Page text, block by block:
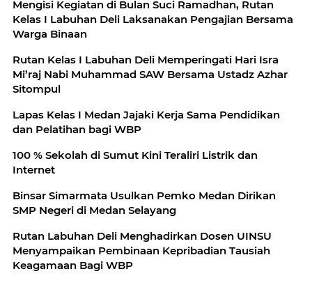
Mengisi Kegiatan di Bulan Suci Ramadhan, Rutan
Kelas I Labuhan Deli Laksanakan Pengajian Bersama
Warga Binaan
Rutan Kelas I Labuhan Deli Memperingati Hari Isra
Mi’raj Nabi Muhammad SAW Bersama Ustadz Azhar
Sitompul
Lapas Kelas I Medan Jajaki Kerja Sama Pendidikan
dan Pelatihan bagi WBP
100 % Sekolah di Sumut Kini Teraliri Listrik dan
Internet
Binsar Simarmata Usulkan Pemko Medan Dirikan
SMP Negeri di Medan Selayang
Rutan Labuhan Deli Menghadirkan Dosen UINSU
Menyampaikan Pembinaan Kepribadian Tausiah
Keagamaan Bagi WBP